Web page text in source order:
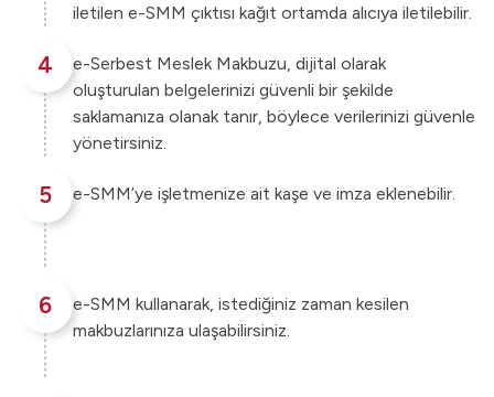
iletilen e-SMM çıktısı kağıt ortamda alıcıya iletilebilir.
4
e-Serbest Meslek Makbuzu, dijital olarak
oluşturulan belgelerinizi güvenli bir şekilde
saklamanıza olanak tanır, böylece verilerinizi güvenle
yönetirsiniz.
5 e-SMM’ye işletmenize ait kaşe ve imza eklenebilir.
6
e-SMM kullanarak, istediğiniz zaman kesilen
makbuzlarınıza ulaşabilirsiniz.